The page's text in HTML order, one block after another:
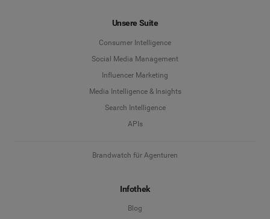
Unsere Suite
Consumer Intelligence
Social Media Management
Influencer Marketing
Media Intelligence & Insights
Search Intelligence
APIs
Brandwatch für Agenturen
Infothek
Blog